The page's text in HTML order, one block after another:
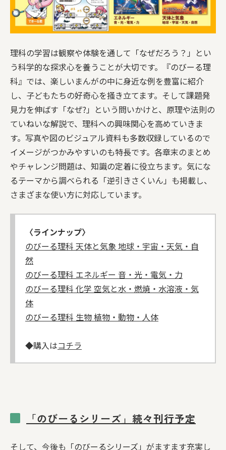
理科の学習は観察や体験を通して「なぜだろう？」とい
う科学的な探求心を養うことが大切です。『のびーる理
科』では、楽しいまんがの中に身近な例を豊富に紹介
し、子どもたちの好奇心を掻き立てます。そして課題発
見力を伸ばす「なぜ?」という問いかけと、原理や法則の
ていねいな解説で、理科への興味関心を高めていきま
す。写真や図のビジュアル資料も多数収録しているので
イメージがつかみやすいのも特長です。各章末のまとめ
やチャレンジ問題は、知識の定着に役立ちます。気にな
るテーマから調べられる「逆引きさくいん」も掲載し、
さまざまな使い方に対応しています。
〈ラインナップ〉
のびーる理科 天体と気象 地球・宇宙・天気・自
然
のびーる理科 エネルギー 音・光・電気・力
のびーる理科 化学 空気と水・燃焼・水溶液・気
体
のびーる理科 生物 植物・動物・人体
◆購入はコチラ
「のびーるシリーズ」続々刊行予定
そして、今後も「のびーるシリーズ」がますます充実し